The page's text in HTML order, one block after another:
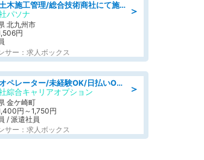
＞
工事・土木施工管理/総合技術商社にて施工管理のお仕事/即日勤務可/車通勤可/工事・土木施工管理/生産・品質管理
パソナ
北九州市
円
サー：求人ボックス
＞
マシンオペレーター/未経験OK/日払いOK/寮完備/交替制/20・30・40代活躍中
綜合キャリアオプション
金ケ崎町
円～1,750円
/ 派遣社員
サー：求人ボックス